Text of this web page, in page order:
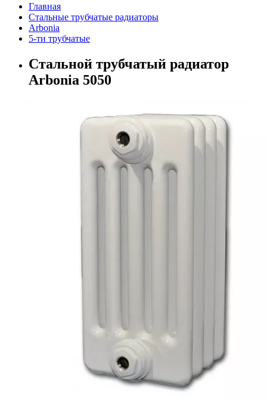
Главная
Стальные трубчатые радиаторы
Arbonia
5-ти трубчатые
Стальной трубчатый радиатор
Arbonia 5050